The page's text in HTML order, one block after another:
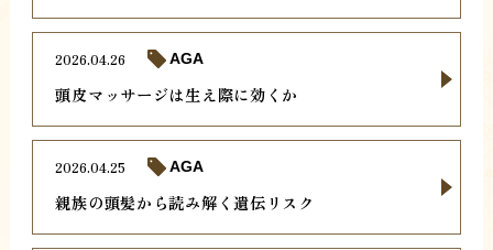
頭皮マッサージは生え際に効くか
2026.04.26 AGA
親族の頭髪から読み解く遺伝リスク
2026.04.25 AGA